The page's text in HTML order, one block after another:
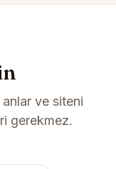
ve siteni
gerekmez.